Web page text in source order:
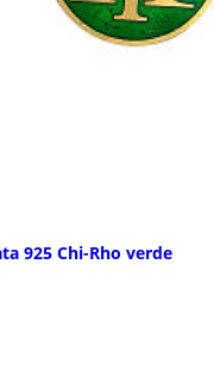
925 Chi-Rho verde